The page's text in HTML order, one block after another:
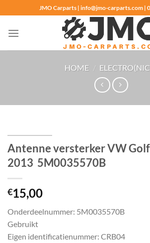
naar
inhoud
JMO Carparts | info@jmo-carparts.com |
HOME /
Antenne versterker VW
2013 5M0035570B
€15,00
Onderdeelnummer: 5M0035570B
Gebruikt
Eigen identificatienummer: CRB04